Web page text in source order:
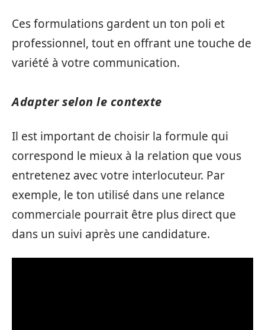
Ces formulations gardent un ton poli et
professionnel, tout en offrant une touche de
variété à votre communication.
Adapter selon le contexte
Il est important de choisir la formule qui
correspond le mieux à la relation que vous
entretenez avec votre interlocuteur. Par
exemple, le ton utilisé dans une relance
commerciale pourrait être plus direct que
dans un suivi après une candidature.